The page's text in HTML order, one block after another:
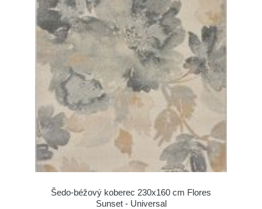
Šedo-béžový koberec 230x160 cm Flores
Sunset - Universal